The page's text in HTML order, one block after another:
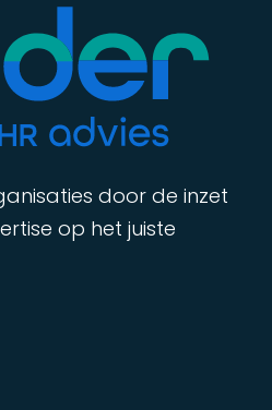
door de inzet
op het juiste